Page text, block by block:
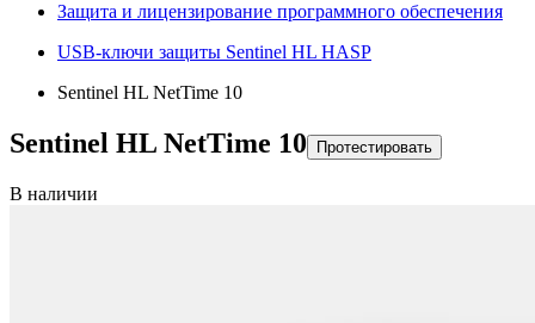
Защита и лицензирование программного обеспечения
USB-ключи защиты Sentinel HL HASP
Sentinel HL NetTime 10
Sentinel HL NetTime 10 Протестировать
В наличии